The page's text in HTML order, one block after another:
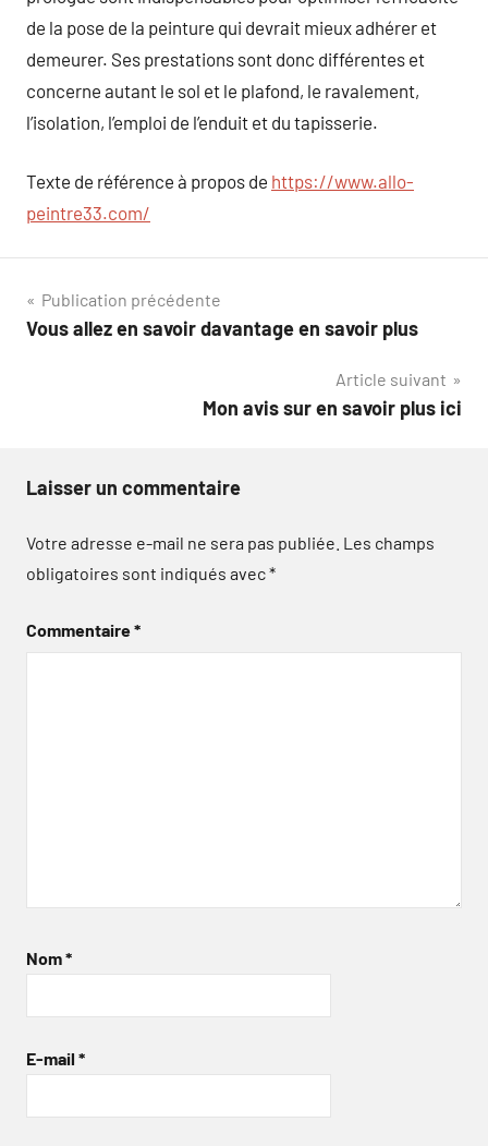
de la pose de la peinture qui devrait mieux adhérer et
demeurer. Ses prestations sont donc différentes et
concerne autant le sol et le plafond, le ravalement,
l’isolation, l’emploi de l’enduit et du tapisserie.
Texte de référence à propos de https://www.allo-
peintre33.com/
Navigation
de
Publication précédente
Vous allez en savoir davantage en savoir plus
Article suivant
Mon avis sur en savoir plus ici
Laisser un commentaire
Votre adresse e-mail ne sera pas publiée. Les champs
obligatoires sont indiqués avec*
Commentaire*
Nom*
E-mail *